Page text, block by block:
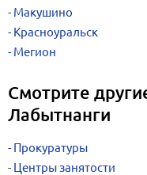
Макушино
Красноуральск
Мегион
Смотрите
Лабытнанги
Прокуратуры
Центры занятости